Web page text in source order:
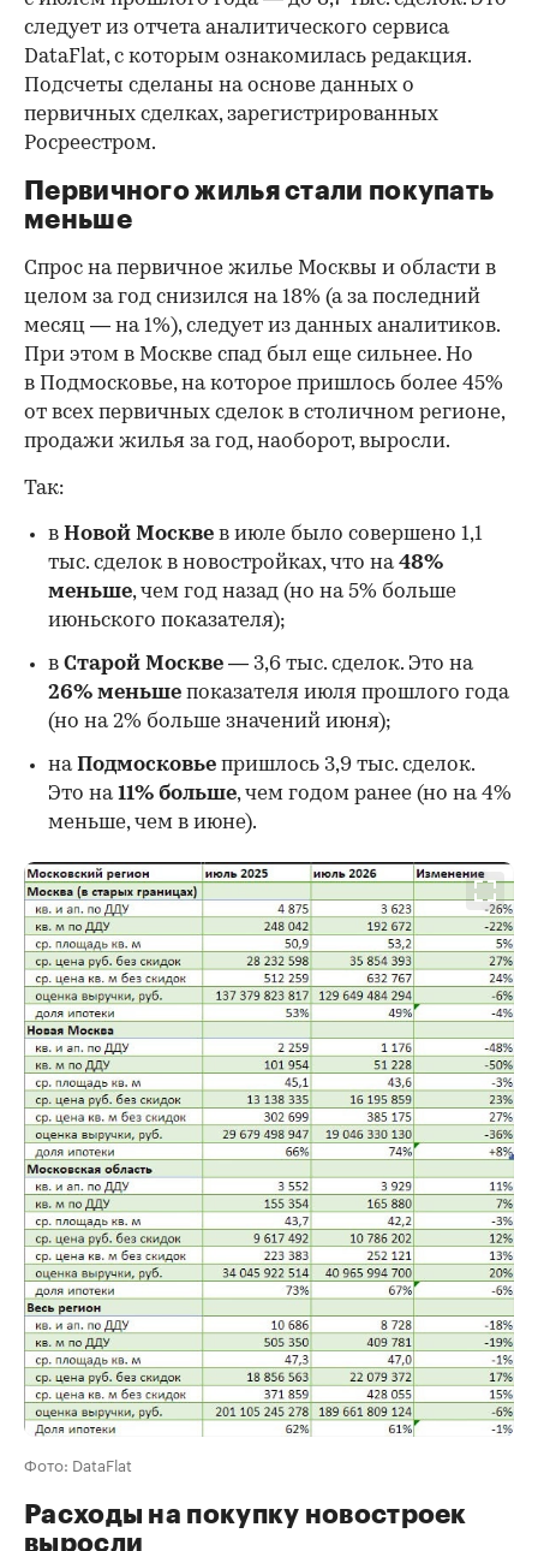
следует из отчета аналитического сервиса
DataFlat, с которым ознакомилась редакция.
Подсчеты сделаны на основе данных о
первичных сделках, зарегистрированных
Росреестром.
Первичного жилья стали покупать
меньше
Спрос на первичное жилье Москвы и области в
целом за год снизился на 18% (а за последний
месяц — на 1%), следует из данных аналитиков.
При этом в Москве спад был еще сильнее. Но
в Подмосковье, на которое пришлось более 45%
от всех первичных сделок в столичном регионе,
продажи жилья за год, наоборот, выросли.
00:00 / 00:00
Так:
в Новой Москве в июле было совершено 1,1
тыс. сделок в новостройках, что на48%
меньше, чем год назад (но на 5% больше
июньского показателя);
в Старой Москве — 3,6 тыс. сделок. Это на
26% меньше показателя июля прошлого года
(но на 2% больше значений июня);
наПодмосковье пришлось 3,9 тыс. сделок.
Это на11% больше, чем годом ранее (но на 4%
меньше, чем в июне).
Фото: DataFlat
Расходы на покупку новостроек
выросли